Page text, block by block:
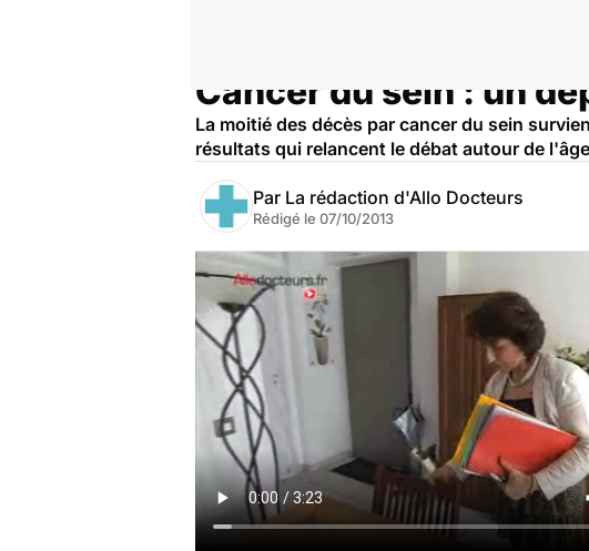
Cancer du sein : un
La moitié des décès par cancer du sein
résultats qui relancent le débat autour de
Par La rédaction d'Allo Docteurs
Rédigé le 07/10/2013